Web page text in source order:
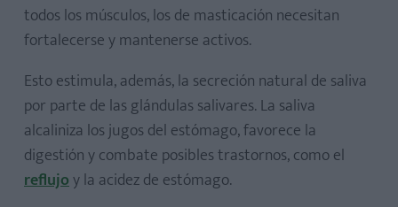
todos los músculos, los de masticación necesitan
fortalecerse y mantenerse activos.
Esto estimula, además, la secreción natural de saliva
por parte de las glándulas salivares. La saliva
alcaliniza los jugos del estómago, favorece la
digestión y combate posibles trastornos, como el
reflujoy la acidez de estómago.